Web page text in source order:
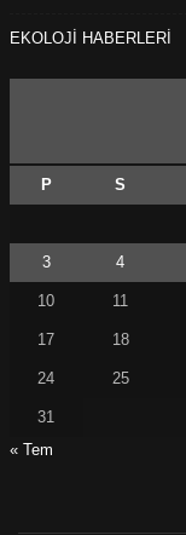
EKOLOJİ HABERLERİ
P S
3 4
10 11
17 18
24 25
31
« Tem